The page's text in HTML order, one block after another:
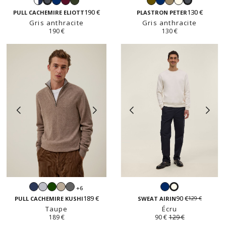
et
navy
Gris
anthracite
PULL CACHEMIRE ELIOTT190 €
Gris anthracite
190 €
Gris
anthracite
PLASTRON PETER130 €
Gris anthracite
130 €
Navy
Gris
perle
Vert
anglais
Beige
sable
Gris
anthracite
+6
PULL CACHEMIRE KUSHI189 €
Taupe
189 €
NavyÉcru
SWEAT AIRIN90 €129 €
Écru
90 € 129 €